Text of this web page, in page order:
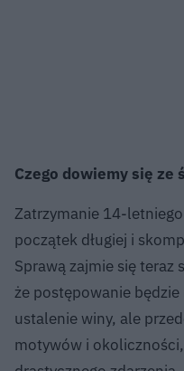
Czego dowiemy się ze
Zatrzymanie 14-
początek długiej i
Sprawą zajmie się teraz
że postępowanie
ustalenie winy, ale
motywów i